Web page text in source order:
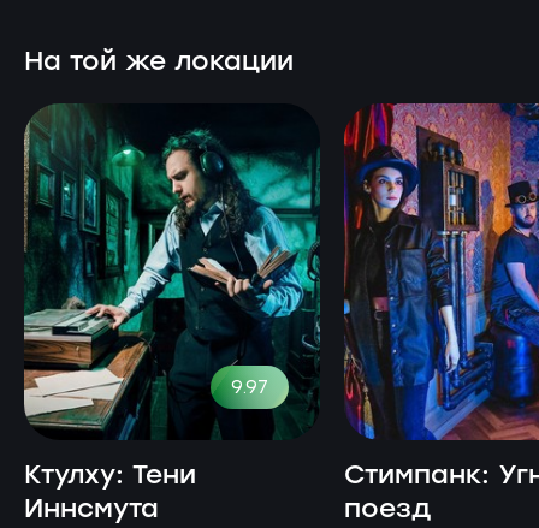
На той же локации
9.97
Ктулху: Тени
Иннсмута
Стимпанк:
поезд